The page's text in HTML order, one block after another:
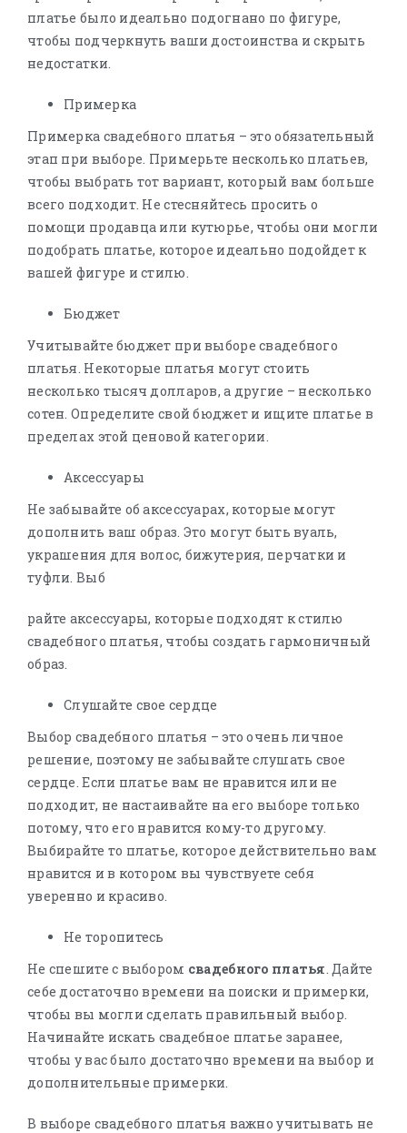
платье было идеально подогнано по фигуре,
чтобы подчеркнуть ваши достоинства и скрыть
недостатки.
Примерка
Примерка свадебного платья – это обязательный
этап при выборе. Примерьте несколько платьев,
чтобы выбрать тот вариант, который вам больше
всего подходит. Не стесняйтесь просить о
помощи продавца или кутюрье, чтобы они могли
подобрать платье, которое идеально подойдет к
вашей фигуре и стилю.
Бюджет
Учитывайте бюджет при выборе свадебного
платья. Некоторые платья могут стоить
несколько тысяч долларов, а другие – несколько
сотен. Определите свой бюджет и ищите платье в
пределах этой ценовой категории.
Аксессуары
Не забывайте об аксессуарах, которые могут
дополнить ваш образ. Это могут быть вуаль,
украшения для волос, бижутерия, перчатки и
туфли. Выб
райте аксессуары, которые подходят к стилю
свадебного платья, чтобы создать гармоничный
образ.
Слушайте свое сердце
Выбор свадебного платья – это очень личное
решение, поэтому не забывайте слушать свое
сердце. Если платье вам не нравится или не
подходит, не настаивайте на его выборе только
потому, что его нравится кому-то другому.
Выбирайте то платье, которое действительно вам
нравится и в котором вы чувствуете себя
уверенно и красиво.
Не торопитесь
Не спешите с выбором свадебного платья. Дайте
себе достаточно времени на поиски и примерки,
чтобы вы могли сделать правильный выбор.
Начинайте искать свадебное платье заранее,
чтобы у вас было достаточно времени на выбор и
дополнительные примерки.
В выборе свадебного платья важно учитывать не